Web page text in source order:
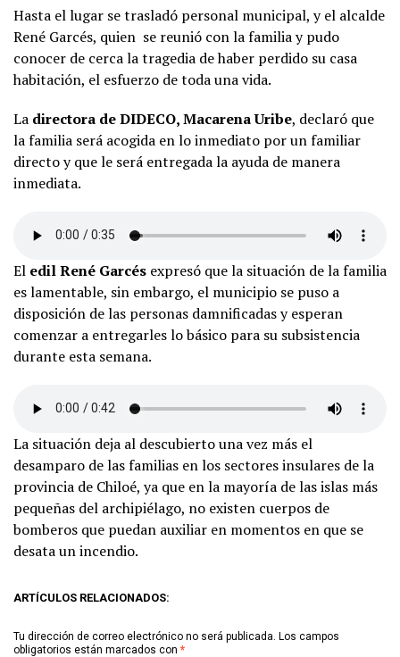
Hasta el lugar se trasladó personal municipal, y el alcalde
René Garcés, quien se reunió con la familia y pudo
conocer de cerca la tragedia de haber perdido su casa
habitación, el esfuerzo de toda una vida.
La directora de DIDECO, Macarena Uribe, declaró que
la familia será acogida en lo inmediato por un familiar
directo y que le será entregada la ayuda de manera
inmediata.
El edil René Garcés expresó que la situación de la familia
es lamentable, sin embargo, el municipio se puso a
disposición de las personas damnificadas y esperan
comenzar a entregarles lo básico para su subsistencia
durante esta semana.
La situación deja al descubierto una vez más el
desamparo de las familias en los sectores insulares de la
provincia de Chiloé, ya que en la mayoría de las islas más
pequeñas del archipiélago, no existen cuerpos de
bomberos que puedan auxiliar en momentos en que se
desata un incendio.
ARTÍCULOS RELACIONADOS:
Tu dirección de correo electrónico no será publicada. Los campos
obligatorios están marcados con *